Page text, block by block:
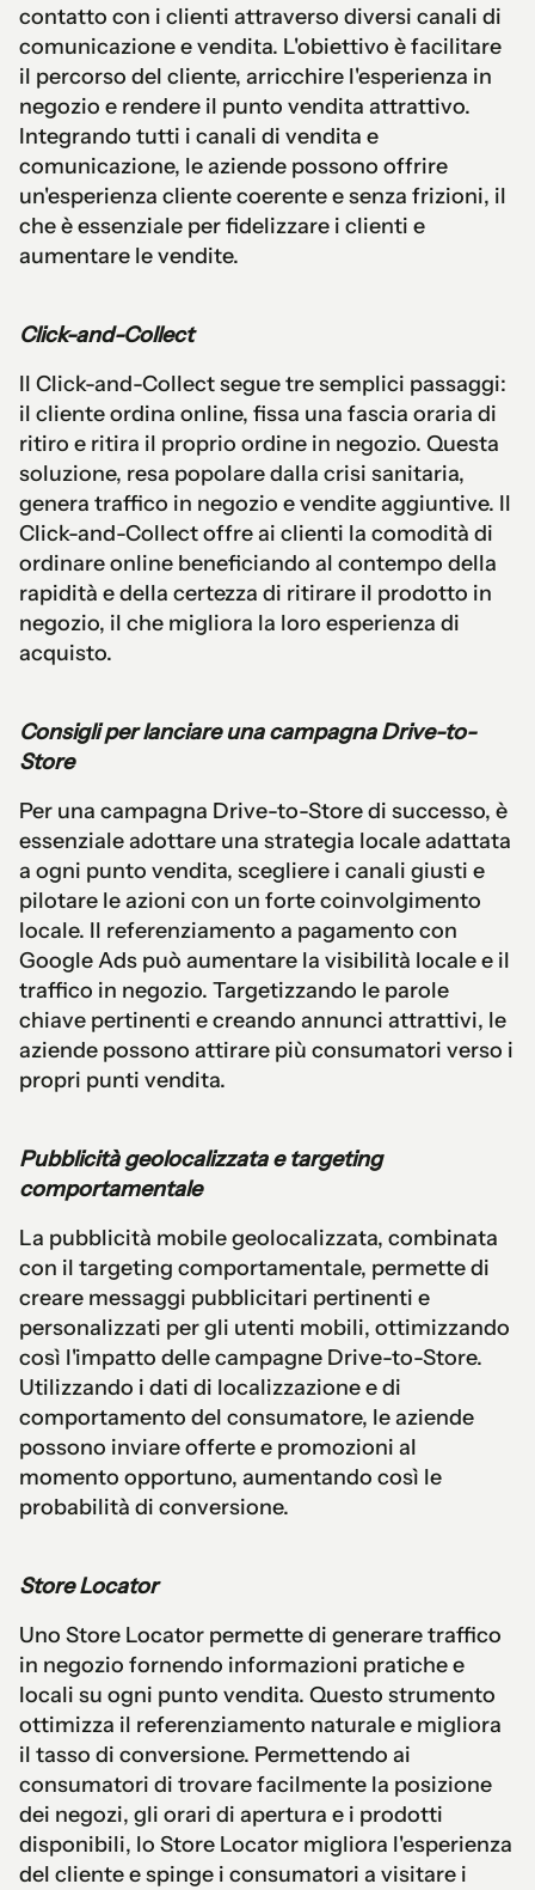
contatto con i clienti attraverso diversi canali di
comunicazione e vendita. L'obiettivo è facilitare
il percorso del cliente, arricchire l'esperienza in
negozio e rendere il punto vendita attrattivo.
Integrando tutti i canali di vendita e
comunicazione, le aziende possono offrire
un'esperienza cliente coerente e senza frizioni, il
che è essenziale per fidelizzare i clienti e
aumentare le vendite.
Click-and-Collect
Il Click-and-Collect segue tre semplici passaggi:
il cliente ordina online, fissa una fascia oraria di
ritiro e ritira il proprio ordine in negozio. Questa
soluzione, resa popolare dalla crisi sanitaria,
genera traffico in negozio e vendite aggiuntive. Il
Click-and-Collect offre ai clienti la comodità di
ordinare online beneficiando al contempo della
rapidità e della certezza di ritirare il prodotto in
negozio, il che migliora la loro esperienza di
acquisto.
Consigli per lanciare una campagna Drive-to-
Store
Per una campagna Drive-to-Store di successo, è
essenziale adottare una strategia locale adattata
a ogni punto vendita, scegliere i canali giusti e
pilotare le azioni con un forte coinvolgimento
locale. Il referenziamento a pagamento con
Google Ads può aumentare la visibilità locale e il
traffico in negozio. Targetizzando le parole
chiave pertinenti e creando annunci attrattivi, le
aziende possono attirare più consumatori verso i
propri punti vendita.
Pubblicità geolocalizzata e targeting
comportamentale
La pubblicità mobile geolocalizzata, combinata
con il targeting comportamentale, permette di
creare messaggi pubblicitari pertinenti e
personalizzati per gli utenti mobili, ottimizzando
così l'impatto delle campagne Drive-to-Store.
Utilizzando i dati di localizzazione e di
comportamento del consumatore, le aziende
possono inviare offerte e promozioni al
momento opportuno, aumentando così le
probabilità di conversione.
Store Locator
Uno Store Locator permette di generare traffico
in negozio fornendo informazioni pratiche e
locali su ogni punto vendita. Questo strumento
ottimizza il referenziamento naturale e migliora
il tasso di conversione. Permettendo ai
consumatori di trovare facilmente la posizione
dei negozi, gli orari di apertura e i prodotti
disponibili, lo Store Locator migliora l'esperienza
del cliente e spinge i consumatori a visitare i